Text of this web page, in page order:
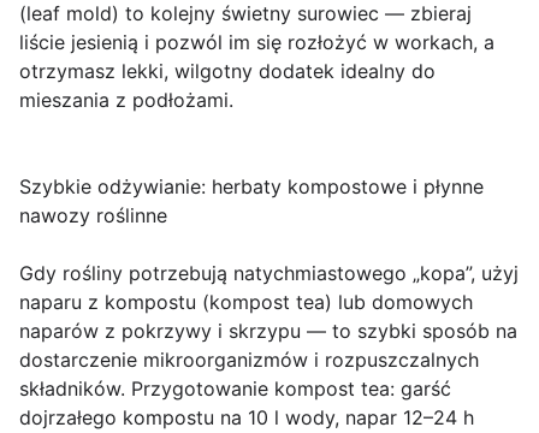
(leaf mold) to kolejny świetny surowiec — zbieraj
liście jesienią i pozwól im się rozłożyć w workach, a
otrzymasz lekki, wilgotny dodatek idealny do
mieszania z podłożami.
Szybkie odżywianie: herbaty kompostowe i płynne
nawozy roślinne
Gdy rośliny potrzebują natychmiastowego „kopa”, użyj
naparu z kompostu (kompost tea) lub domowych
naparów z pokrzywy i skrzypu — to szybki sposób na
dostarczenie mikroorganizmów i rozpuszczalnych
składników. Przygotowanie kompost tea: garść
dojrzałego kompostu na 10 l wody, napar 12–24 h